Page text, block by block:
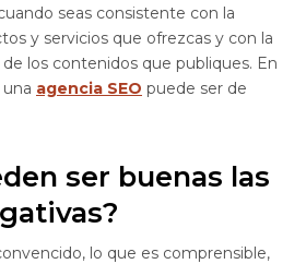
seas consistente con la
y servicios que ofrezcas y con la
los contenidos que publiques. En
agencia SEO puede ser de
ser buenas las
lo que es comprensible,